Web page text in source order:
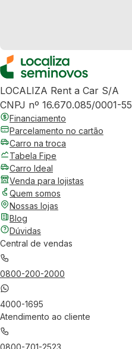
LOCALIZA Rent a Car S/A
CNPJ nº 16.670.085/0001-55
Financiamento
Parcelamento no cartão
Carro na troca
Tabela Fipe
Carro Ideal
Venda para lojistas
Quem somos
Nossas lojas
Blog
Dúvidas
Central de vendas
0800-200-2000
4000-1695
Atendimento ao cliente
0800-701-2523